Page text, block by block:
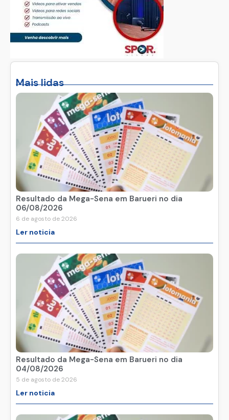
Mais lidas
Resultado da Mega-Sena em Barueri no dia
06/08/2026
6 de agosto de 2026
Ler noticia
Resultado da Mega-Sena em Barueri no dia
04/08/2026
5 de agosto de 2026
Ler noticia